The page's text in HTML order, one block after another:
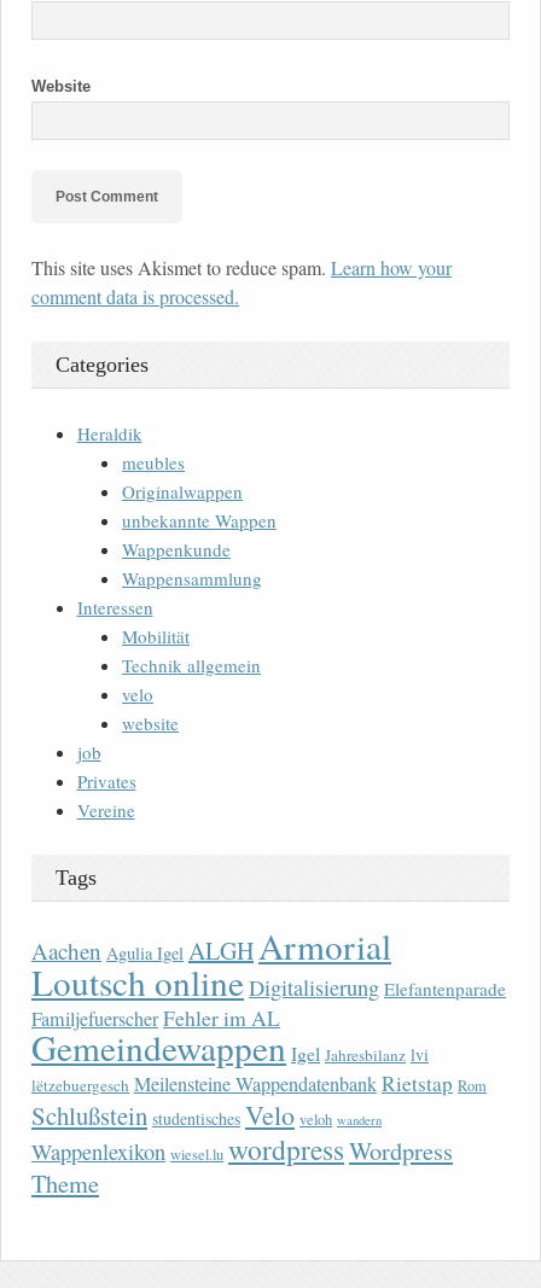
Website
This site uses Akismet to reduce spam. Learn how your
comment data is processed.
Categories
Heraldik
meubles
Originalwappen
unbekannte Wappen
Wappenkunde
Wappensammlung
Interessen
Mobilität
Technik allgemein
velo
website
job
Privates
Vereine
Tags
Aachen Agulia Igel ALGH Armorial
Loutsch onlineDigitalisierung Elefantenparade
FamiljefuerscherFehler im AL
Gemeindewappen Igel Jahresbilanz lvi
lëtzebuergesch Meilensteine WappendatenbankRietstap Rom
Schlußstein studentisches Velo veloh wandern
Wappenlexikon wiesel.lu wordpressWordpress
Theme